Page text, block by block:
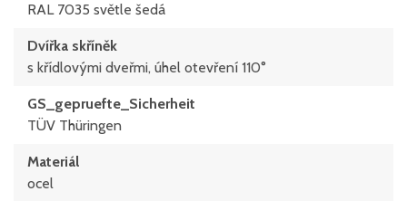
RAL 7035 světle šedá
Dvířka skříněk
s křídlovými dveřmi, úhel otevření 110°
GS_gepruefte_Sicherheit
TÜV Thüringen
Materiál
ocel